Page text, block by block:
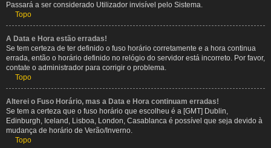
Passará a ser considerado Utilizador invisível pelo Sistema.
Topo
A Data e Hora estão erradas!
Se tem certeza de ter definido o fuso horário corretamente e a hora continua
errada, então o horário definido no relógio do servidor está incorreto. Por favor,
contate o administrador para corrigir o problema.
Topo
Alterei o Fuso Horário, mas a Data e Hora continuam erradas!
Se tem a certeza que o fuso horário que escolheu é a [GMT] Dublin,
Edinburgh, Iceland, Lisboa, London, Casablanca é possível que seja devido à
mudança de horário de Verão/Inverno.
Topo